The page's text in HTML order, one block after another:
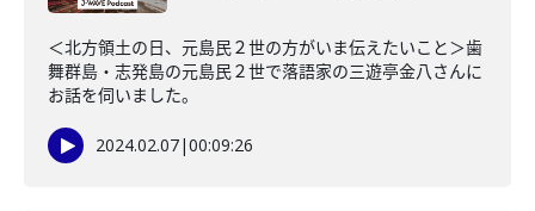
＜北方領土の日、元島民２世の方がいま伝えたいこと＞歯
舞群島・志発島の元島民２世で落語家の三遊亭金八さんに
お話を伺いました。
2024.02.07|00:09:26